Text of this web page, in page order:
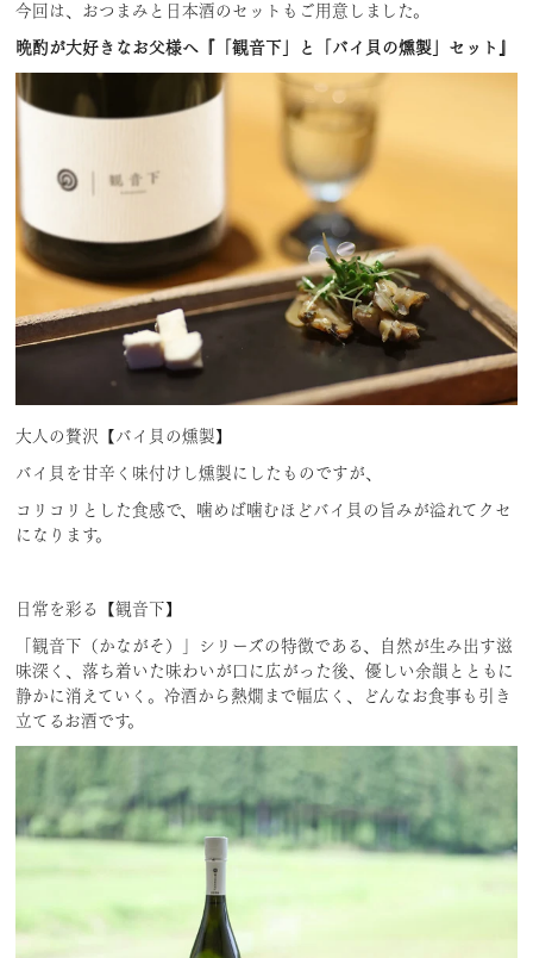
今回は、おつまみと日本酒のセットもご用意しました。
晩酌が大好きなお父様へ『「観音下」と「バイ貝の燻製」セット』
大人の贅沢【バイ貝の燻製】
バイ貝を甘辛く味付けし燻製にしたものですが、
コリコリとした食感で、噛めば噛むほどバイ貝の旨みが溢れてクセ
になります。
日常を彩る【観音下】
「観音下（かながそ）」シリーズの特徴である、自然が生み出す滋
味深く、落ち着いた味わいが口に広がった後、優しい余韻とともに
静かに消えていく。冷酒から熱燗まで幅広く、どんなお食事も引き
立てるお酒です。